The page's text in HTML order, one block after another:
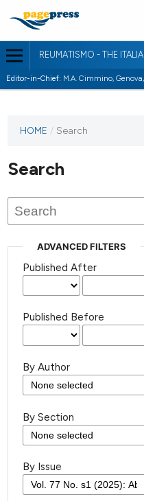
REUMATISMO - THE
Editor-in-Chief: M.A. Cimmino,
HOME / Search
Search
ADVANCED FILTERS
Published After
Published Before
By Author
By Section
By Issue